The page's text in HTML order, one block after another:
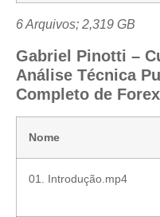
6 Arquivos; 2,319 GB
Gabriel Pinotti –
Análise Técnica
Completo de
Nome
01. Introdução.mp4